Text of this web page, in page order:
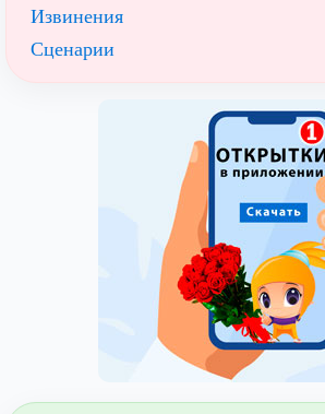
Извинения
Сценарии